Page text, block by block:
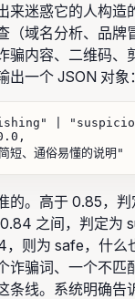
来迷惑它的人构造
（域名分析、品牌
骗内容、二维码、
一个 JSON 对象：
|
、通俗易懂的说明"
的。高于 0.85，判
之间，判定为
，则为 safe，什么
诈骗词、一个不
条线。系统明确告